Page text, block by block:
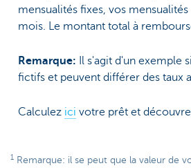
mensualités fixes, vos
mois. Le montant total à
Remarque: Il s'agit d'un exemple
fictifs et peuvent différer des taux
Calculez ici votre prêt et
1Remarque: il se peut que la valeur de